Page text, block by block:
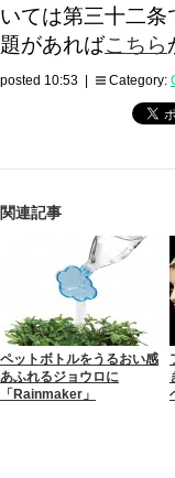
いては第三十二
題があればこちら
posted 10:53 | Category:
関連記事
ペットボトルをうるおい感
あふれるジョウロに
「Rainmaker」